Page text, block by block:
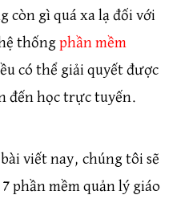
còn gì quá xa lạ đối với
thống phần mềm
có thể giải quyết được
đến học trực tuyến.
viết nay, chúng tôi sẽ
phần mềm quản lý giáo